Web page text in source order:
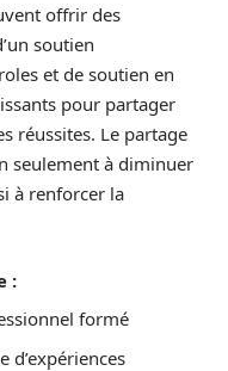
offrir des
soutien
et de soutien en
pour partager
réussites. Le partage
seulement à diminuer
à renforcer la
:
formé
d’expériences